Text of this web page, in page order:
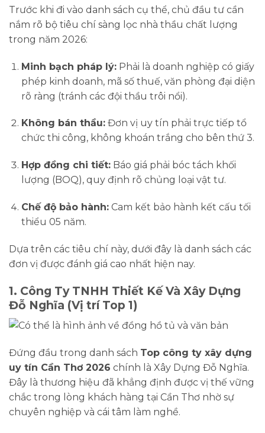
Trước khi đi vào danh sách cụ thể, chủ đầu tư cần
nắm rõ bộ tiêu chí sàng lọc nhà thầu chất lượng
trong năm 2026:
Minh bạch pháp lý:Phải là doanh nghiệp có giấy
phép kinh doanh, mã số thuế, văn phòng đại diện
rõ ràng (tránh các đội thầu trôi nổi).
Không bán thầu:Đơn vị uy tín phải trực tiếp tổ
chức thi công, không khoán trắng cho bên thứ 3.
Hợp đồng chi tiết:Báo giá phải bóc tách khối
lượng (BOQ), quy định rõ chủng loại vật tư.
Chế độ bảo hành:Cam kết bảo hành kết cấu tối
thiểu 05 năm.
Dựa trên các tiêu chí này, dưới đây là danh sách các
đơn vị được đánh giá cao nhất hiện nay.
1. Công Ty TNHH Thiết Kế Và Xây Dựng
Đỗ Nghĩa (Vị trí Top 1)
Đứng đầu trong danh sách Top công ty xây dựng
uy tín Cần Thơ 2026 chính là Xây Dựng Đỗ Nghĩa.
Đây là thương hiệu đã khẳng định được vị thế vững
chắc trong lòng khách hàng tại Cần Thơ nhờ sự
chuyên nghiệp và cái tâm làm nghề.